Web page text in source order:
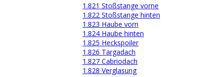
1.821 Stoßstange vorne
1.822 Stoßstange hinten
1.823 Haube vorn
1.824 Haube hinten
1.825 Heckspoiler
1.826 Targadach
1.827 Cabriodach
1.828 Verglasung